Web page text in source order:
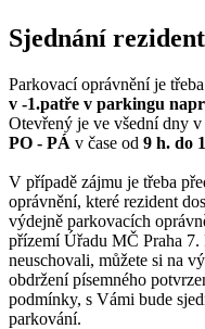
Sjednání
Parkovací oprávnění je
v -1.patře v parkingu
Otevřený je ve všední dny
PO - PÁ v čase od 9 h. do
V případě zájmu je třeba
oprávnění, které rezident
výdejně parkovacích
přízemí Úřadu MČ Praha 7.
neuschovali, můžete si na
obdržení písemného
podmínky, s Vámi bude
parkování.